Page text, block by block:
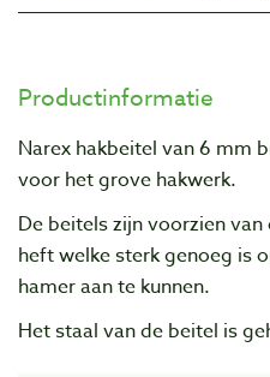
Productinformatie
Narex hakbeitel van 6 mm
voor het grove hakwerk.
De beitels zijn voorzien
heft welke sterk genoeg is
hamer aan te kunnen.
Het staal van de beitel is